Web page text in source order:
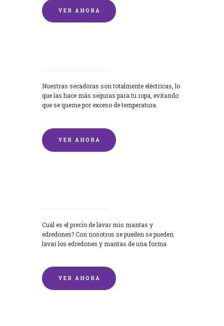
VER AHORA
Nuestras secadoras son totalmente eléctricas, lo
que las hace más seguras para tu ropa, evitando
que se queme por exceso de temperatura.
VER AHORA
Cuál es el precio de lavar mis mantas y
edredones? Con nosotros se pueden se pueden
lavar los edredones y mantas de una forma
VER AHORA